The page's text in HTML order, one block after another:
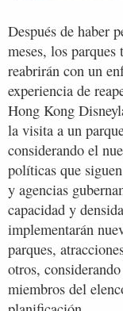
Después de haber
meses, los
reabrirán con un
experiencia de
Hong Kong
la visita a un
considerando el
políticas que
y agencias
capacidad y
implementarán
parques,
otros,
miembros del